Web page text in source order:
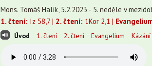
Mons. Tomáš Halík, 5.2.2023 - 5. neděle v
1. čtení: Iz 58,7 | 2. čtení: 1Kor 2,1 |
Úvod 1. čtení 2. čtení Evangelium Kázání